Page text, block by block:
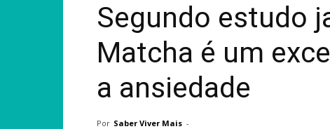
Segundo estudo
Matcha é um
a ansiedade
Por Saber Viver Mais -